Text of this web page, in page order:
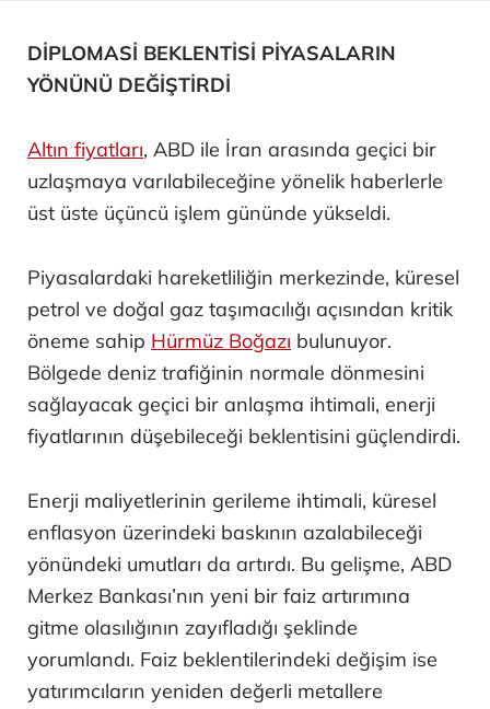
DİPLOMASİ BEKLENTİSİ PİYASALARIN
YÖNÜNÜ DEĞİŞTİRDİ
Altın fiyatları, ABD ile İran arasında geçici bir
uzlaşmaya varılabileceğine yönelik haberlerle
üst üste üçüncü işlem gününde yükseldi.
Piyasalardaki hareketliliğin merkezinde, küresel
petrol ve doğal gaz taşımacılığı açısından kritik
öneme sahip Hürmüz Boğazı bulunuyor.
Bölgede deniz trafiğinin normale dönmesini
sağlayacak geçici bir anlaşma ihtimali, enerji
fiyatlarının düşebileceği beklentisini güçlendirdi.
Enerji maliyetlerinin gerileme ihtimali, küresel
enflasyon üzerindeki baskının azalabileceği
yönündeki umutları da artırdı. Bu gelişme, ABD
Merkez Bankası’nın yeni bir faiz artırımına
gitme olasılığının zayıfladığı şeklinde
yorumlandı. Faiz beklentilerindeki değişim ise
yatırımcıların yeniden değerli metallere